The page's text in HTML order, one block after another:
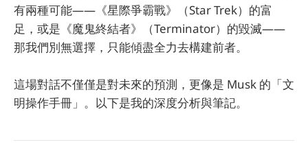
有兩種可能——《星際爭霸戰》（Star Trek）的富
足，或是《魔鬼終結者》（Terminator）的毀滅——
那我們別無選擇，只能傾盡全力去構建前者。
這場對話不僅僅是對未來的預測，更像是 Musk 的「文
明操作手冊」。以下是我的深度分析與筆記。